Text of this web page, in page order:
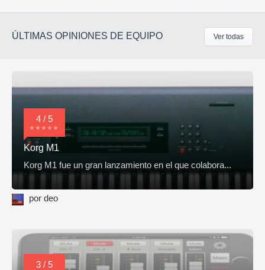
ÚLTIMAS OPINIONES DE EQUIPO Ver todas
4 / 5
Korg M1
Korg M1 fue un gran lanzamiento en el que colabora...
por deo
3 / 5